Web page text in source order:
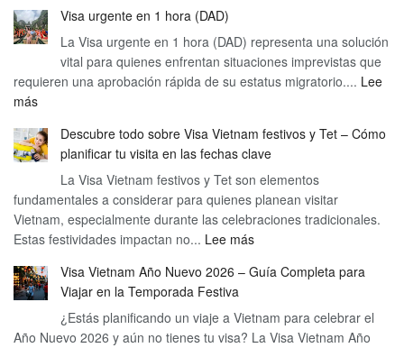
VIP
Da
Nang
Visa urgente en 1 hora (DAD)
La Visa urgente en 1 hora (DAD) representa una solución
vital para quienes enfrentan situaciones imprevistas que
requieren una aprobación rápida de su estatus migratorio.... Lee
más:
urgente
en
hora
(DAD)
Descubre todo sobre Visa Vietnam festivos y Tet – Cómo
planificar tu visita en las fechas clave
La Visa Vietnam festivos y Tet son elementos
fundamentales a considerar para quienes planean visitar
Vietnam, especialmente durante las celebraciones tradicionales.
Estas festividades impactan no... Lee más:
todo
Visa
Vietnam
Visa Vietnam Año Nuevo 2026 – Guía Completa para
Viajar en la Temporada Festiva
¿Estás planificando un viaje a Vietnam para celebrar el
Año Nuevo 2026 y aún no tienes tu visa? La Visa Vietnam Año